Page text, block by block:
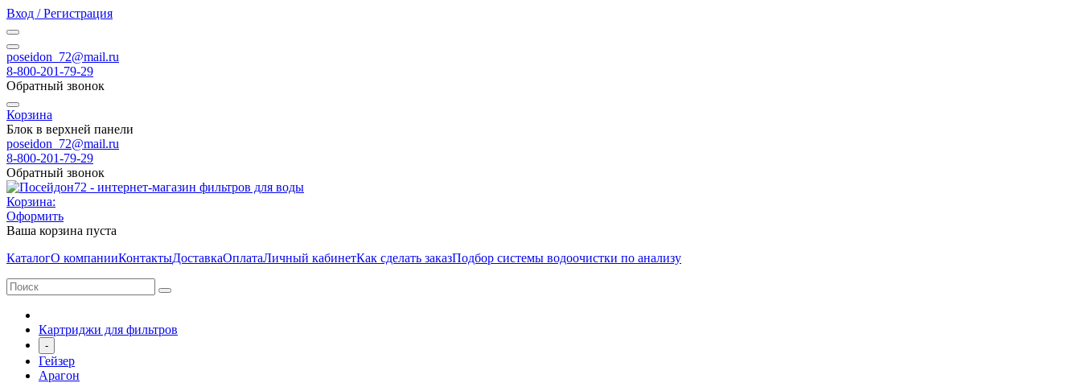
Вход / Регистрация
poseidon_72@mail.ru
8-800-201-79-29
Обратный звонок
Корзина
Блок в верхней панели
poseidon_72@mail.ru
8-800-201-79-29
Обратный звонок
Корзина:
Оформить
Ваша корзина пуста
КаталогО компанииКонтактыДоставкаОплатаЛичный кабинетКак сделать заказПодбор системы водоочистки по анализу
Картриджи для фильтров
-
Гейзер
Арагон